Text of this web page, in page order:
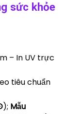
sức khỏe
– In UV trực
tiêu chuẩn
); Mẫu